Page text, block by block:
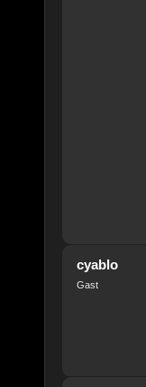
cyablo
Gast